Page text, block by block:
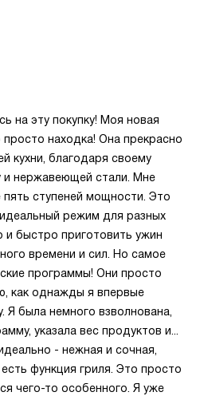
на эту покупку! Моя новая
находка! Она прекрасно
кухни, благодаря своему
и нержавеющей стали. Мне
пять ступеней мощности. Это
режим для разных
и быстро приготовить ужин
времени и сил. Но самое
программы! Они просто
как однажды я впервые
Я была немного взволнована,
указала вес продуктов и...
- нежная и сочная,
функция гриля. Это просто
чего-то особенного. Я уже